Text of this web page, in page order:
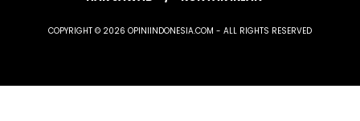
COPYRIGHT © 2026 OPINIINDONESIA.COM - ALL RIGHTS RESERVED